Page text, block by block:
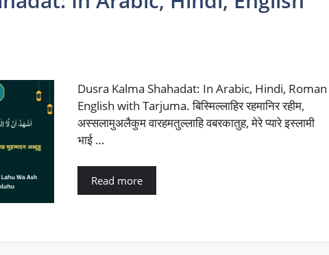
Dusra Kalma Shahadat: In Arabic, Hindi, Roman
English with Tarjuma. बिस्मिल्लाहिर रहमानिर रहीम,
अस्सलामुअलैकुम वारहमतुल्लाहि वबरकातुह, मेरे प्यारे इस्लामी
भाई …
Read more